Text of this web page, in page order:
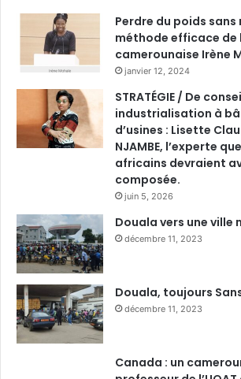
Perdre du poids sans
méthode efficace de
camerounaise Irène
janvier 12, 2024
STRATÉGIE / De
industrialisation à
d’usines : Lisette
NJAMBE, l’experte
africains devraient
composée.
juin 5, 2026
Douala vers une ville
décembre 11, 2023
Douala, toujours
décembre 11, 2023
Canada : un